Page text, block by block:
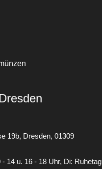
19b Dresden 01309
14 u. 16 - 18 Uhr, Di: Ruhetag